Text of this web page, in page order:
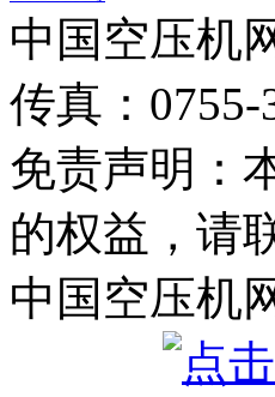
中国空压机
传真：0755-
免责声明：
的权益，请
中国空压机